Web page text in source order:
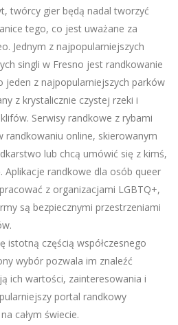
twórcy gier będą nadal tworzyć
tego, co jest uważane za
Jednym z najpopularniejszych
singli w Fresno jest randkowanie
jeden z najpopularniejszych parków
z krystalicznie czystej rzeki i
Serwisy randkowe z rybami
randkowaniu online, skierowanym
lub chcą umówić się z kimś,
randkowe dla osób queer
z organizacjami LGBTQ+,
są bezpiecznymi przestrzeniami
istotną częścią współczesnego
wybór pozwala im znaleźć
ich wartości, zainteresowania i
portal randkowy
całym świecie.